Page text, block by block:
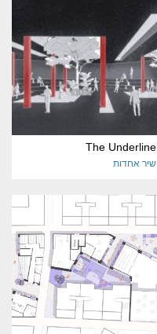
The Underline
שיר אחדות